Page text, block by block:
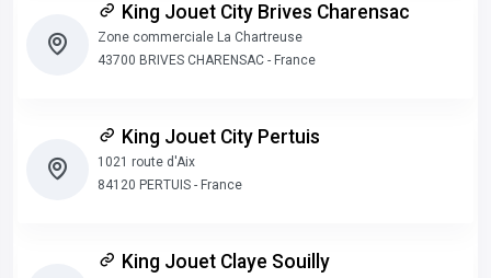
King Jouet City Brives Charensac
Zone commerciale La Chartreuse
43700 BRIVES CHARENSAC - France
King Jouet City Pertuis
1021 route d'Aix
84120 PERTUIS - France
King Jouet Claye Souilly